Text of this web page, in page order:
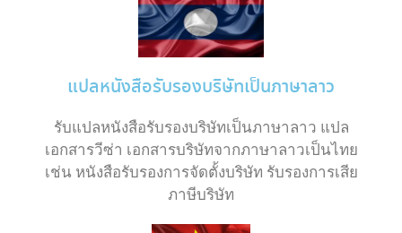
แปลหนังสือรับรองบริษัทเป็นภาษาลาว
รับแปลหนังสือรับรองบริษัทเป็นภาษาลาว แปล
เอกสารวีซ่า เอกสารบริษัทจากภาษาลาวเป็นไทย
เช่น หนังสือรับรองการจัดตั้งบริษัท รับรองการเสีย
ภาษีบริษัท